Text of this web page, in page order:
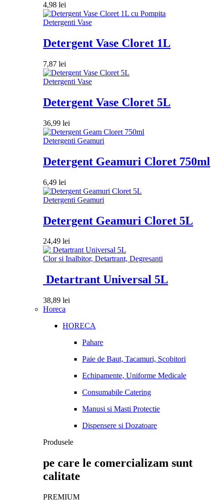
4,98 lei
Detergenti Vase
Detergent Vase Cloret 1L
7,87 lei
Detergenti Vase
Detergent Vase Cloret 5L
36,99 lei
Detergenti Geamuri
Detergent Geamuri Cloret 750ml
6,49 lei
Detergenti Geamuri
Detergent Geamuri Cloret 5L
24,49 lei
Clor si Inalbitor, Detartrant, Degresanti
Detartrant Universal 5L
38,89 lei
Horeca
HORECA
Pahare
Paie de Baut, Tacamuri, Scobitori
Echipamente, Uniforme Medicale
Consumabile Catering
Manusi si Masti Protectie
Dispensere si Dozatoare
Produsele
pe care le comercializam sunt
calitate
PREMIUM